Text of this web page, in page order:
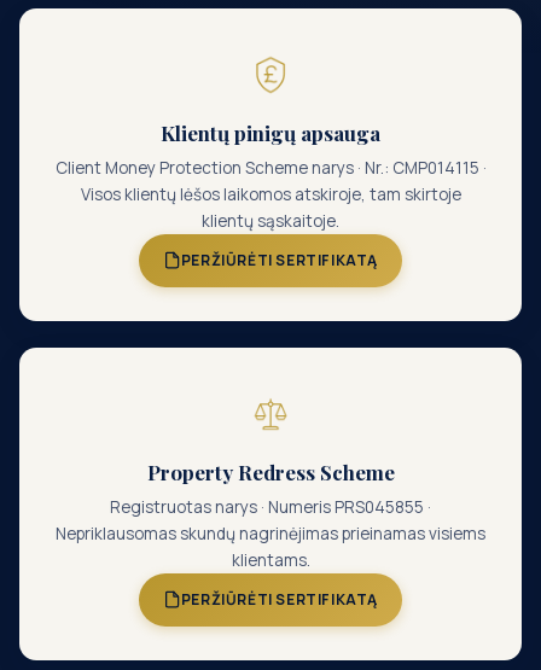
Klientų pinigų apsauga
Client Money Protection Scheme narys · Nr.: CMP014115 ·
Visos klientų lėšos laikomos atskiroje, tam skirtoje
klientų sąskaitoje.
PERŽIŪRĖTI SERTIFIKATĄ
Property Redress Scheme
Registruotas narys · Numeris PRS045855 ·
Nepriklausomas skundų nagrinėjimas prieinamas visiems
klientams.
PERŽIŪRĖTI SERTIFIKATĄ